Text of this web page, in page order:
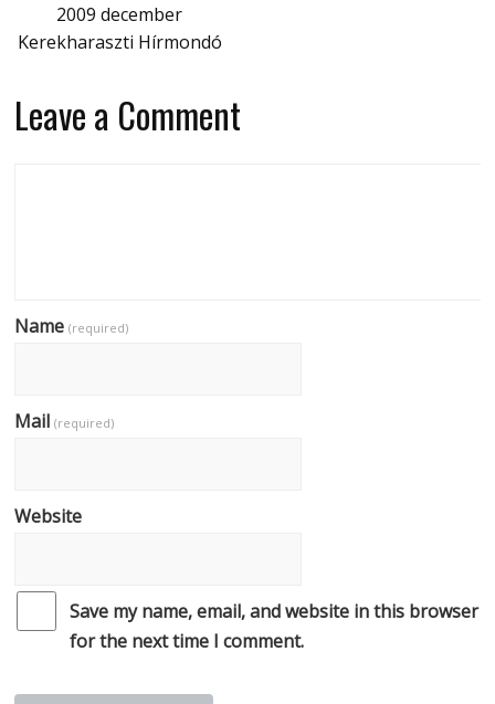
2009 december
Kerekharaszti Hírmondó
Leave a Comment
Name(required)
Mail(required)
Website
Save my name, email, and website in this browser
for the next time I comment.